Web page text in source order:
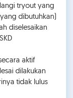
tryout yang
dibutuhkan)
diselesaikan
aktif
dilakukan
tidak lulus